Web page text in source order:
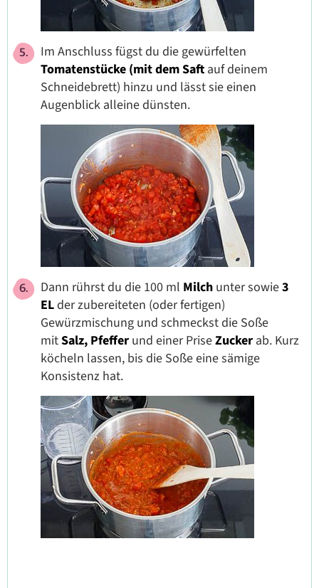
Im Anschluss fügst du die gewürfelten
Tomatenstücke (mit dem Saft auf deinem
Schneidebrett) hinzu und lässt sie einen
Augenblick alleine dünsten.
Dann rührst du die 100 ml Milch unter sowie3
ELder zubereiteten (oder fertigen)
Gewürzmischung und schmeckst die Soße
mitSalz, Pfeffer und einer PriseZucker ab. Kurz
köcheln lassen, bis die Soße eine sämige
Konsistenz hat.